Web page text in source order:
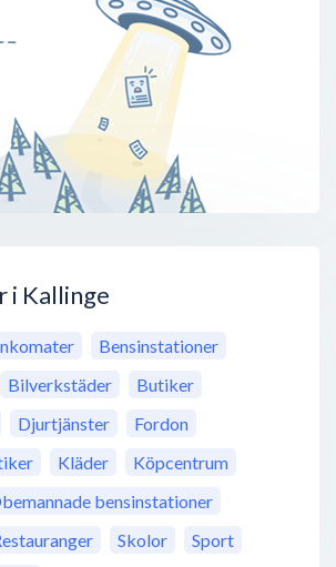
i Kallinge
Bensinstationer
Bilverkstäder
Butiker
Djurtjänster
Fordon
Kläder
Köpcentrum
bensinstationer
Skolor
Sport